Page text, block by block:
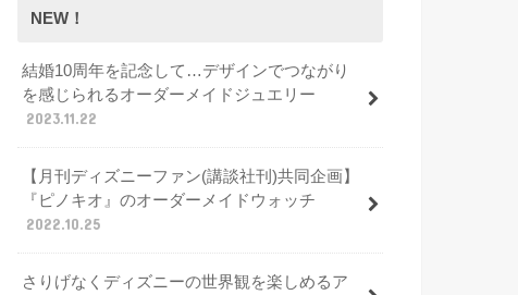
NEW！
結婚10周年を記念して…デザインでつながり
を感じられるオーダーメイドジュエリー
2023.11.22
【月刊ディズニーファン(講談社刊)共同企画】
『ピノキオ』のオーダーメイドウォッチ
2022.10.25
さりげなくディズニーの世界観を楽しめるア